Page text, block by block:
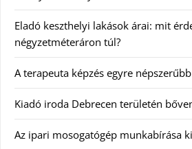
Eladó keszthelyi lakások árai: mit
négyzetméteráron túl?
A terapeuta képzés egyre népszerűbb
Kiadó iroda Debrecen területén
Az ipari mosogatógép munkabírása